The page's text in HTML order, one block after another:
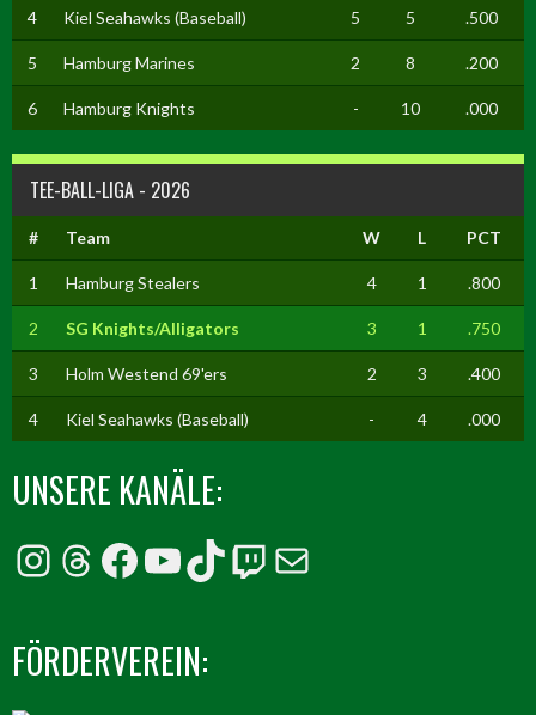
4 Kiel Seahawks (Baseball) 5 5 .500
5 Hamburg Marines 2 8 .200
6 Hamburg Knights - 10 .000
TEE-BALL-LIGA - 2026
# Team W L PCT
1 Hamburg Stealers 4 1 .800
2 SG Knights/Alligators 3 1 .750
3 Holm Westend 69'ers 2 3 .400
4 Kiel Seahawks (Baseball) - 4 .000
UNSERE KANÄLE:
Instagram
Threads
Facebook
YouTube
TikTok
Twitch
E-Mail
FÖRDERVEREIN: